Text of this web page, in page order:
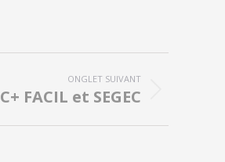
ONGLET SUIVANT
C+ FACIL et SEGEC